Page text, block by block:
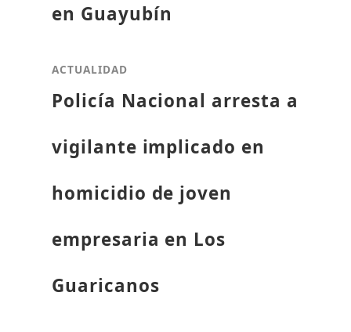
en Guayubín
ACTUALIDAD
Policía Nacional arresta a
vigilante implicado en
homicidio de joven
empresaria en Los
Guaricanos